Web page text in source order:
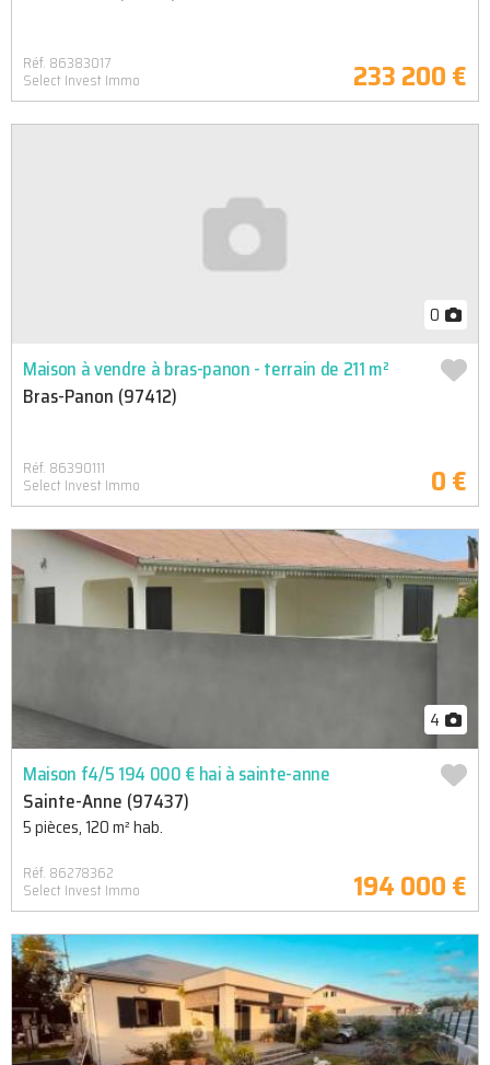
Réf. 86383017
Select Invest Immo 233 200 €
0
Maison à vendre à bras-panon - terrain de 211 m²
Bras-Panon (97412)
Réf. 86390111
Select Invest Immo 0 €
4
Maison f4/5 194 000 € hai à sainte-anne
Sainte-Anne (97437)
5 pièces, 120 m² hab.
Réf. 86278362
Select Invest Immo 194 000 €